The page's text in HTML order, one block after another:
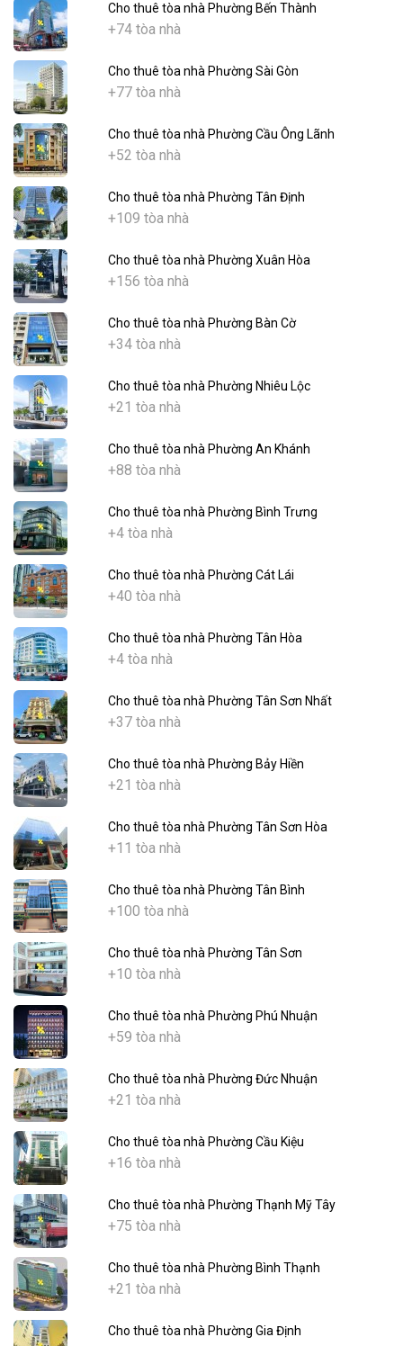
Cho thuê tòa nhà Phường Bến Thành
+74 tòa nhà
Cho thuê tòa nhà Phường Sài Gòn
+77 tòa nhà
Cho thuê tòa nhà Phường Cầu Ông Lãnh
+52 tòa nhà
Cho thuê tòa nhà Phường Tân Định
+109 tòa nhà
Cho thuê tòa nhà Phường Xuân Hòa
+156 tòa nhà
Cho thuê tòa nhà Phường Bàn Cờ
+34 tòa nhà
Cho thuê tòa nhà Phường Nhiêu Lộc
+21 tòa nhà
Cho thuê tòa nhà Phường An Khánh
+88 tòa nhà
Cho thuê tòa nhà Phường Bình Trưng
+4 tòa nhà
Cho thuê tòa nhà Phường Cát Lái
+40 tòa nhà
Cho thuê tòa nhà Phường Tân Hòa
+4 tòa nhà
Cho thuê tòa nhà Phường Tân Sơn Nhất
+37 tòa nhà
Cho thuê tòa nhà Phường Bảy Hiền
+21 tòa nhà
Cho thuê tòa nhà Phường Tân Sơn Hòa
+11 tòa nhà
Cho thuê tòa nhà Phường Tân Bình
+100 tòa nhà
Cho thuê tòa nhà Phường Tân Sơn
+10 tòa nhà
Cho thuê tòa nhà Phường Phú Nhuận
+59 tòa nhà
Cho thuê tòa nhà Phường Đức Nhuận
+21 tòa nhà
Cho thuê tòa nhà Phường Cầu Kiệu
+16 tòa nhà
Cho thuê tòa nhà Phường Thạnh Mỹ Tây
+75 tòa nhà
Cho thuê tòa nhà Phường Bình Thạnh
+21 tòa nhà
Cho thuê tòa nhà Phường Gia Định